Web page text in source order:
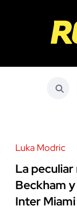
Luka Modric
La
Beckham
Inter